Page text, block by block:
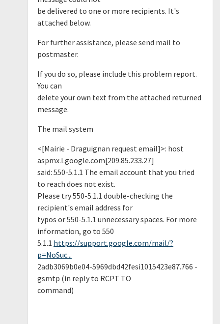
be delivered to one or more recipients. It's
attached below.
For further assistance, please send mail to
postmaster.
If you do so, please include this problem report.
You can
delete your own text from the attached returned
message.
The mail system
<[Mairie - Draguignan request email]>: host
aspmx.l.google.com[209.85.233.27]
said: 550-5.1.1 The email account that you tried
to reach does not exist.
Please try 550-5.1.1 double-checking the
recipient's email address for
typos or 550-5.1.1 unnecessary spaces. For more
information, go to 550
5.1.1 https://support.google.com/mail/?
p=NoSuc...
2adb3069b0e04-5969dbd42fesi1015423e87.766 -
gsmtp (in reply to RCPT TO
command)